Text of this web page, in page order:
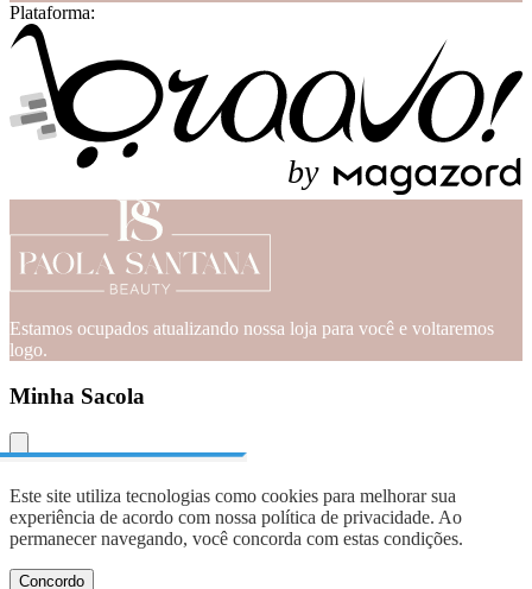
Plataforma:
by
Estamos ocupados atualizando nossa loja para você e voltaremos
logo.
Minha Sacola
Este site utiliza tecnologias como cookies para melhorar sua
experiência de acordo com nossa política de privacidade. Ao
permanecer navegando, você concorda com estas condições.
Concordo